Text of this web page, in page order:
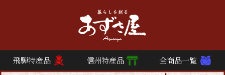
飛騨特産品 信州特産品 全商品一覧